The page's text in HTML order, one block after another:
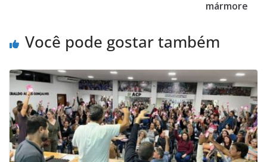
mármore
Você pode gostar também